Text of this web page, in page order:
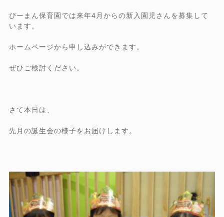
ぴーまん保育園では来年4月からの新入園児さんを募集して
います。
ホームページから申し込みができます。
ぜひご検討ください。
さて本日は、
先月の誕生会の様子をお届けします。